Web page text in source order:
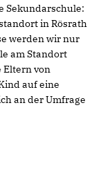
Sekundarschule:
in Rösrath
werden wir nur
am Standort
Eltern von
auf eine
an der Umfrage